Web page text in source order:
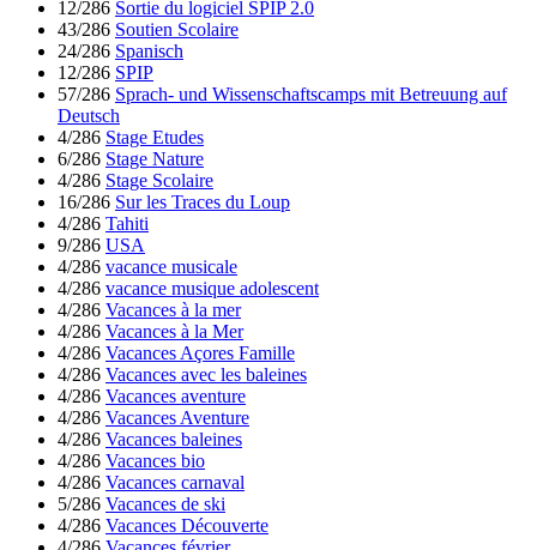
12/286 Sortie du logiciel SPIP 2.0
43/286 Soutien Scolaire
24/286 Spanisch
12/286 SPIP
57/286 Sprach- und Wissenschaftscamps mit Betreuung auf
Deutsch
4/286 Stage Etudes
6/286 Stage Nature
4/286 Stage Scolaire
16/286 Sur les Traces du Loup
4/286 Tahiti
9/286 USA
4/286 vacance musicale
4/286 vacance musique adolescent
4/286 Vacances à la mer
4/286 Vacances à la Mer
4/286 Vacances Açores Famille
4/286 Vacances avec les baleines
4/286 Vacances aventure
4/286 Vacances Aventure
4/286 Vacances baleines
4/286 Vacances bio
4/286 Vacances carnaval
5/286 Vacances de ski
4/286 Vacances Découverte